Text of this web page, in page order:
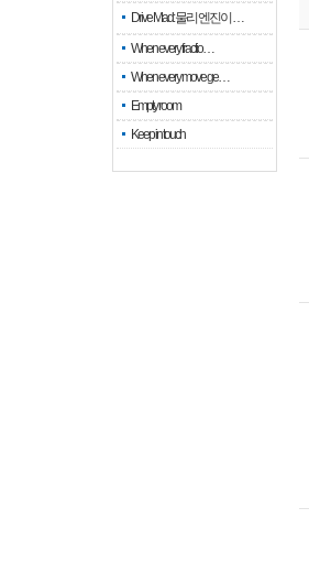
Drive Mad: 물리 엔진이 …
When every fractio…
When every move ge…
Empty room
Keep in touch